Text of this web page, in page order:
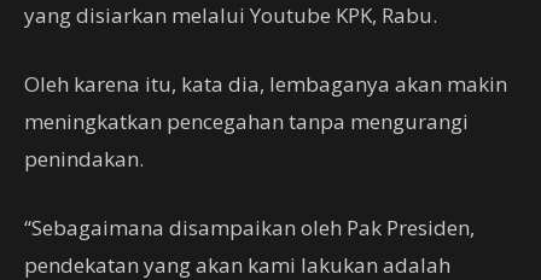
yang disiarkan melalui Youtube KPK, Rabu.
Oleh karena itu, kata dia, lembaganya akan makin
meningkatkan pencegahan tanpa mengurangi
penindakan.
“Sebagaimana disampaikan oleh Pak Presiden,
pendekatan yang akan kami lakukan adalah